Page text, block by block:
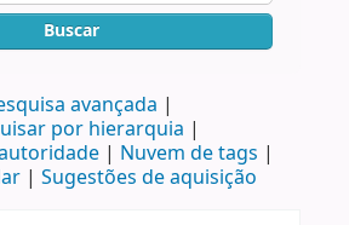
Buscar
avançada
por hierarquia
Nuvem de tags
Sugestões de aquisição